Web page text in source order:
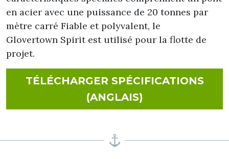
en acier avec une puissance de 20 tonnes par
mètre carré Fiable et polyvalent, le
Glovertown Spirit est utilisé pour la flotte de
projet.
TÉLÉCHARGER SPÉCIFICATIONS
(ANGLAIS)FOR